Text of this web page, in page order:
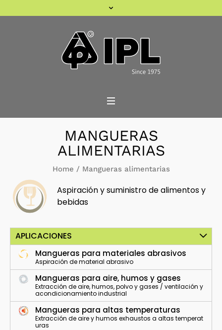
MANGUERAS
ALIMENTARIAS
Home / Mangueras alimentarias
Aspiración y suministro de alimentos y
bebidas
APLICACIONES
Mangueras para materiales abrasivos
Aspiración de material abrasivo
Mangueras para aire, humos y gases
Extracción de aire, humos, polvo y gases / ventilación y
acondicionamiento industrial
Mangueras para altas temperaturas
Extracción de aire y humos exhaustos a altas temperat
uras